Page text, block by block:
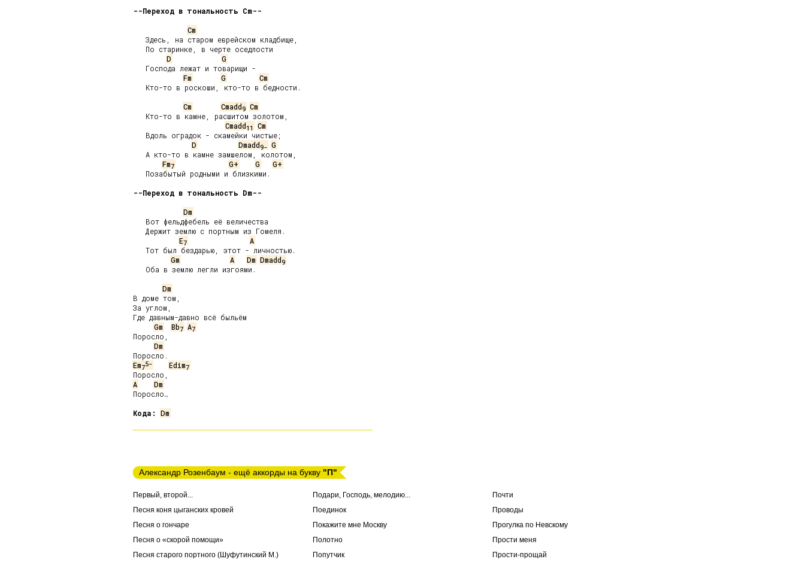
--Переход в тональность Cm--
Cm
   Здесь, на старом еврейском кладбище,
   По старинке, в черте оседлости
D
G
   Господа лежат и товарищи -
Fm
G
Cm
   Кто-то в роскоши, кто-то в бедности.
Cm
Cmadd9 Cm
   Кто-то в камне, расшитом золотом,
Cmadd11
Cm
   Вдоль оградок - скамейки чистые;
D
Dmadd9- G
   А кто-то в камне замшелом, колотом,
Fm7 G+ G
G+
   Позабытый родными и близкими.
--Переход в тональность Dm--
Dm
   Вот фельдфебель её величества
   Держит землю с портным из Гомеля.
E7
A
   Тот был бездарью, этот - личностью.
Gm
A Dm Dmadd9
   Оба в землю легли изгоями.
Dm
В доме том,
За углом,
Где давным-давно всё быльём
Gm
Bb7 A7
Поросло,
Dm
Em75- Edim7
A
Dm
Поросло…
Кода:
Dm
Александр Розенбаум - ещё аккорды на букву "П"
Первый, второй...
Песня коня цыганских кровей
Песня о гончаре
Песня о «скорой помощи»
Песня старого портного (Шуфутинский М.)
Подари, Господь, мелодию...
Поединок
Покажите мне Москву
Полотно
Попутчик
Почти
Проводы
Прогулка по Невскому
Прости меня
Прости-прощай